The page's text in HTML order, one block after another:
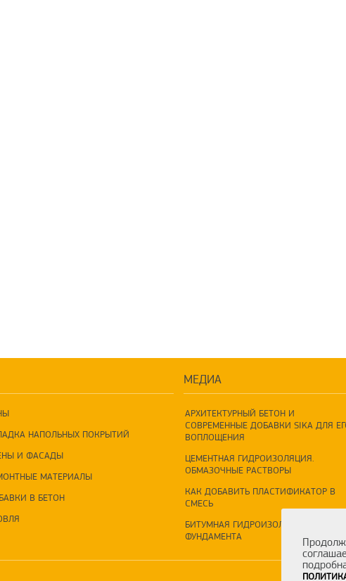
НАПОЛЬНЫХ ПОКРЫТИЙ
И ФАСАДЫ
МАТЕРИАЛЫ
В БЕТОН
МЕДИА
АРХИТЕКТУРНЫЙ БЕТОН И
СОВРЕМЕННЫЕ ДОБАВКИ SIKA ДЛЯ
ВОПЛОЩЕНИЯ
ЦЕМЕНТНАЯ ГИДРОИЗОЛЯЦИЯ.
ОБМАЗОЧНЫЕ РАСТВОРЫ
КАК ДОБАВИТЬ ПЛАСТИФИКАТОР В
СМЕСЬ
БИТУМНАЯ ГИДРОИЗОЛЯЦИЯ
ФУНДАМЕНТА